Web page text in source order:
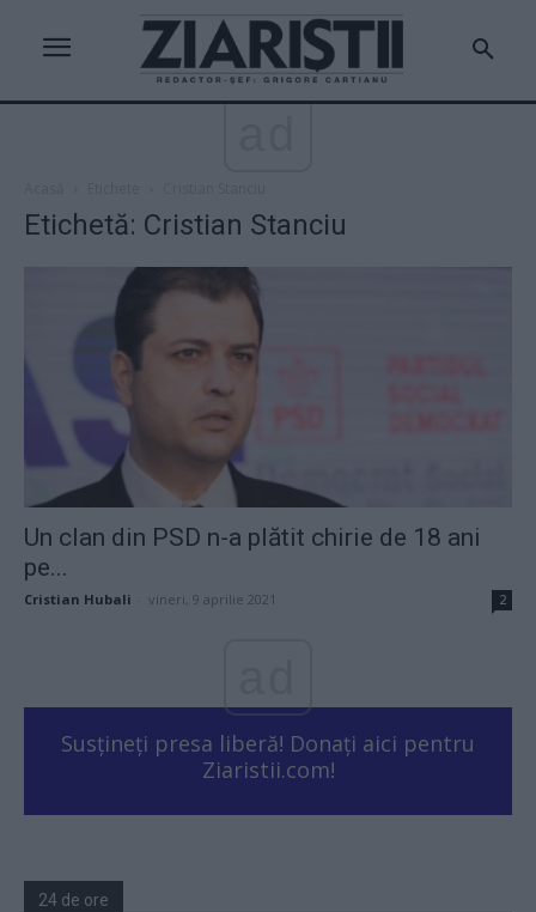
Etichetă: Cristian Stanciu
Un clan din PSD n-a plătit chirie de 18 ani
pe...
Cristian Hubali vineri, 9 aprilie 2021 2
Susțineți presa liberă! Donați aici pentru
Ziaristii.com!
24 de ore